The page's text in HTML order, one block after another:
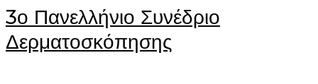
3ο Πανελλήνιο Συνέδριο
Δερματοσκόπησης